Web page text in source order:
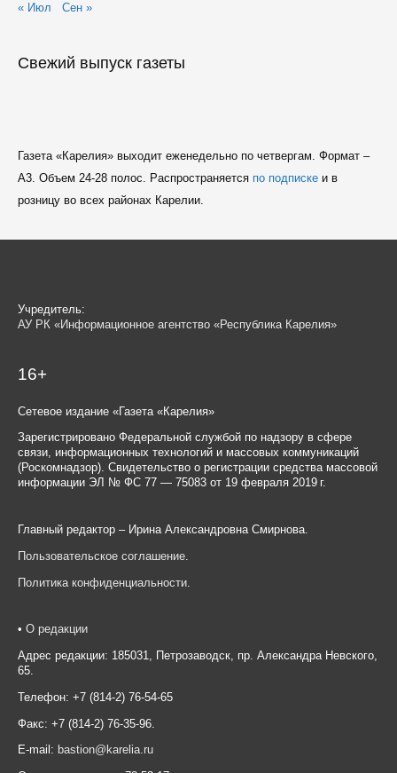
« Июл Сен »
Свежий выпуск газеты
Газета «Карелия» выходит еженедельно по четвергам. Формат –
A3. Объем 24-28 полос. Распространяется по подпискеи в
розницу во всех районах Карелии.
Учредитель:
АУ РК «Информационное агентство «Республика Карелия»
16+
Сетевое издание «Газета «Карелия»
Зарегистрировано Федеральной службой по надзору в сфере
связи, информационных технологий и массовых коммуникаций
(Роскомнадзор). Свидетельство о регистрации средства массовой
информации ЭЛ № ФС 77 — 75083 от 19 февраля 2019 г.
Главный редактор – Ирина Александровна Смирнова.
Пользовательское соглашение
Политика конфиденциальности
• О редакции
Адрес редакции: 185031, Петрозаводск, пр. Александра Невского,
65.
Телефон: +7 (814-2) 76-54-65
Факс: +7 (814-2) 76-35-96.
E-mail: bastion@karelia.ru